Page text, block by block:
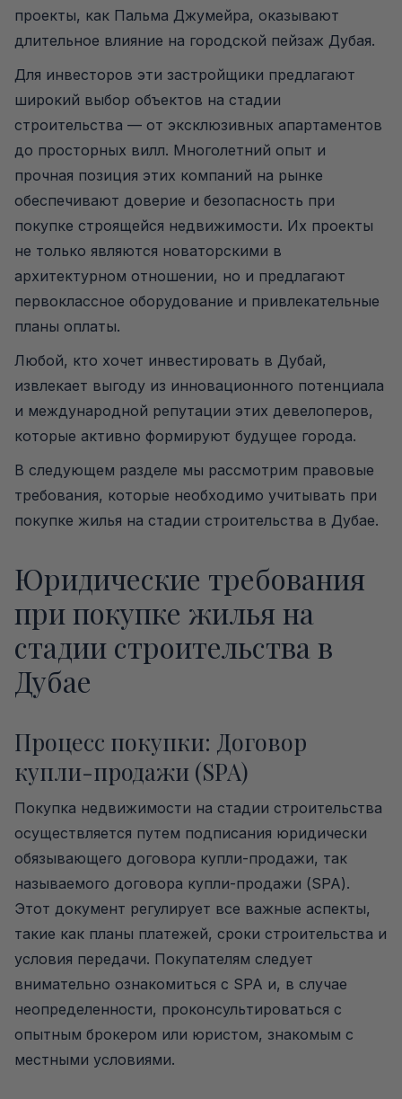
проекты, как Пальма Джумейра, оказывают
длительное влияние на городской пейзаж Дубая.
Для инвесторов эти застройщики предлагают
широкий выбор объектов на стадии
строительства — от эксклюзивных апартаментов
до просторных вилл. Многолетний опыт и
прочная позиция этих компаний на рынке
обеспечивают доверие и безопасность при
покупке строящейся недвижимости. Их проекты
не только являются новаторскими в
архитектурном отношении, но и предлагают
первоклассное оборудование и привлекательные
планы оплаты.
Любой, кто хочет инвестировать в Дубай,
извлекает выгоду из инновационного потенциала
и международной репутации этих девелоперов,
которые активно формируют будущее города.
В следующем разделе мы рассмотрим правовые
требования, которые необходимо учитывать при
покупке жилья на стадии строительства в Дубае.
Юридические требования
при покупке жилья на
стадии строительства в
Дубае
Процесс покупки: Договор
купли-продажи (SPA)
Покупка недвижимости на стадии строительства
осуществляется путем подписания юридически
обязывающего договора купли-продажи, так
называемого договора купли-продажи (SPA).
Этот документ регулирует все важные аспекты,
такие как планы платежей, сроки строительства и
условия передачи. Покупателям следует
внимательно ознакомиться с SPA и, в случае
неопределенности, проконсультироваться с
опытным брокером или юристом, знакомым с
местными условиями.